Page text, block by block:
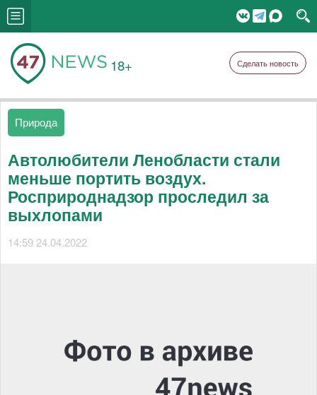
18+ Сделать новость
Природа
Автолюбители Ленобласти стали
меньше портить воздух.
Росприроднадзор проследил за
выхлопами
14:59 24.04.2022